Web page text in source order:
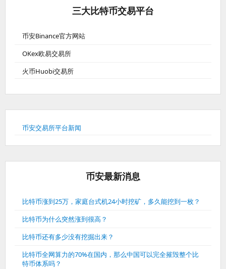
三大比特币交易平台
币安Binance官方网站
OKex欧易交易所
火币Huobi交易所
币安交易所平台新闻
币安最新消息
比特币涨到25万，家庭台式机24小时挖矿，多久能挖到一枚？
比特币为什么突然涨到很高？
比特币还有多少没有挖掘出来？
比特币全网算力的70%在国内，那么中国可以完全摧毁整个比
特币体系吗？